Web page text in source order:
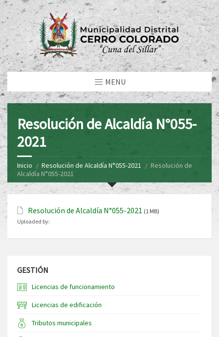
MENU
Resolución de Alcaldía N°055-
2021
Inicio Resolución de Alcaldía N°055-2021
Resolución de
Alcaldía N°055-2021
Resolución de Alcaldía N°055-2021 (1 MB)
Uploaded by:
GESTIÓN
Licencias de funcionamiento
Licencias de edificación
Tributos municipales